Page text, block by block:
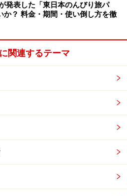
す。最新の内容をご確認くださ
発表した「東日本のんびり旅パ
か？ 料金・期間・使い倒し方を徹
関連するテーマ